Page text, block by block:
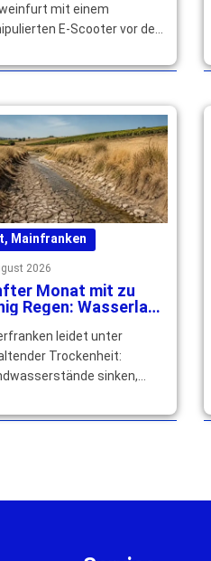
mit einem
E-Scooter vor der
– mehrere … mehr
, Mainfranken
2026
Monat mit zu
Regen: Wasserlage
zu
leidet unter
Trockenheit:
sinken,
bleibt